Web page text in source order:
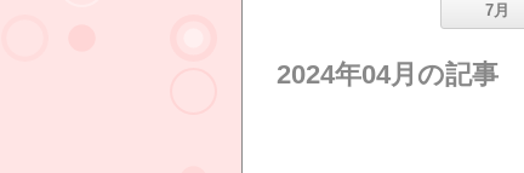
7月
2024年04月の記事